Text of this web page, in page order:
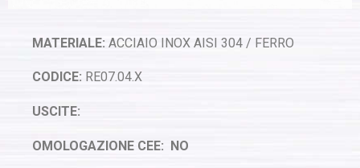
MATERIALE: ACCIAIO INOX AISI 304 / FERRO
CODICE: RE07.04.X
USCITE:
OMOLOGAZIONE CEE: NO